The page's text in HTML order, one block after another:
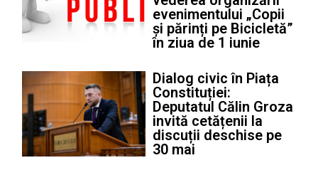
evenimentului „Copii
și părinți pe Bicicletă”
în ziua de 1 iunie
Dialog civic în Piața
Constituției:
Deputatul Călin Groza
invită cetățenii la
discuții deschise pe
30 mai